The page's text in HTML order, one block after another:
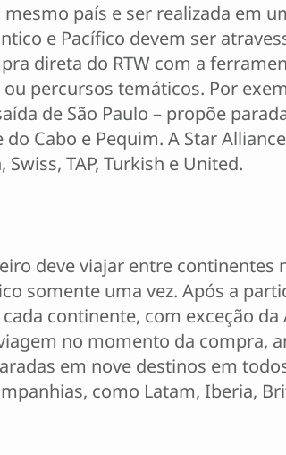
país e ser realizada em
e Pacífico devem ser
direta do RTW com a
percursos temáticos. Por
de São Paulo – propõe
do Cabo e Pequim. A Star
TAP, Turkish e United.
deve viajar entre
somente uma vez. Após a
continente, com exceção
no momento da compra,
em nove destinos em
como Latam, Iberia,